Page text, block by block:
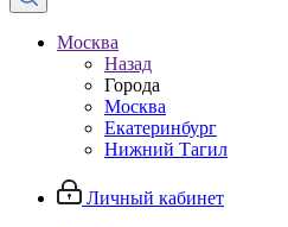
Москва
Назад
Города
Москва
Екатеринбург
Нижний Тагил
Личный кабинет